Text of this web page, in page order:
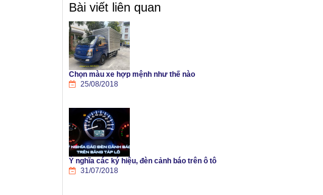
Bài viết liên quan
Chọn màu xe hợp mệnh như thế nào
25/08/2018
Ý nghĩa các ký hiệu, đèn cảnh báo trên ô tô
31/07/2018